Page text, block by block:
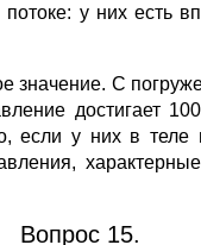
у них есть
значение. С
достигает
если у них в
Вопрос 15.